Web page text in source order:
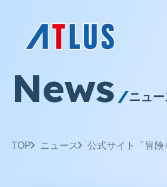
News ニュー
TOP ニュース 公式サイト「冒険